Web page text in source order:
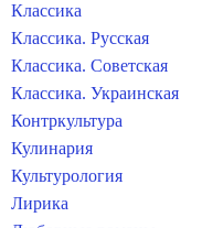
Классика
Классика. Русская
Классика. Советская
Классика. Украинская
Контркультура
Кулинария
Культурология
Лирика